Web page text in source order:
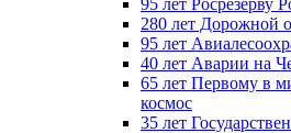
280 лет Дорожной
95 лет
40 лет Аварии на
65 лет Первому в
космос
35 лет